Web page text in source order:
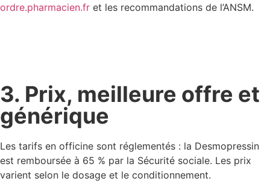
ordre.pharmacien.fr et les recommandations de l’ANSM.
3. Prix, meilleure offre et
générique
Les tarifs en officine sont réglementés : la Desmopressin
est remboursée à 65 % par la Sécurité sociale. Les prix
varient selon le dosage et le conditionnement.